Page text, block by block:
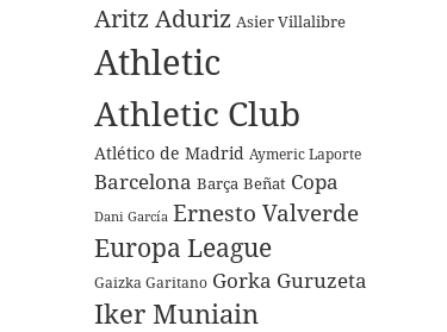
Aritz Aduriz Asier Villalibre
Athletic
Athletic Club
Atlético de Madrid Aymeric Laporte
Barcelona Barça Beñat Copa
Dani García Ernesto Valverde
Europa League
Gaizka Garitano Gorka Guruzeta
Iker Muniain